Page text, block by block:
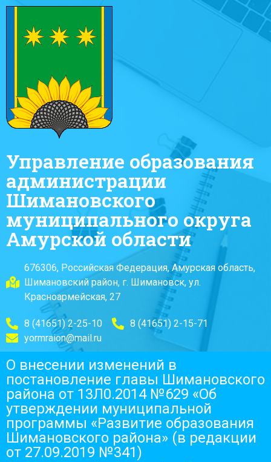
Управление образования
администрации
Шимановского
муниципального округа
Амурской области
676306, Российская Федерация, Амурская область,
Шимановский район, г. Шимановск, ул.
Красноармейская, 27
8 (41651) 2-25-10
8 (41651) 2-15-71
yormraion@mail.ru
О внесении изменений в
постановление главы Шимановского
района от 13Л0.2014 №629 «Об
утверждении муниципальной
программы «Развитие образования
Шимановского района» (в редакции
от 27.09.2019 №341)